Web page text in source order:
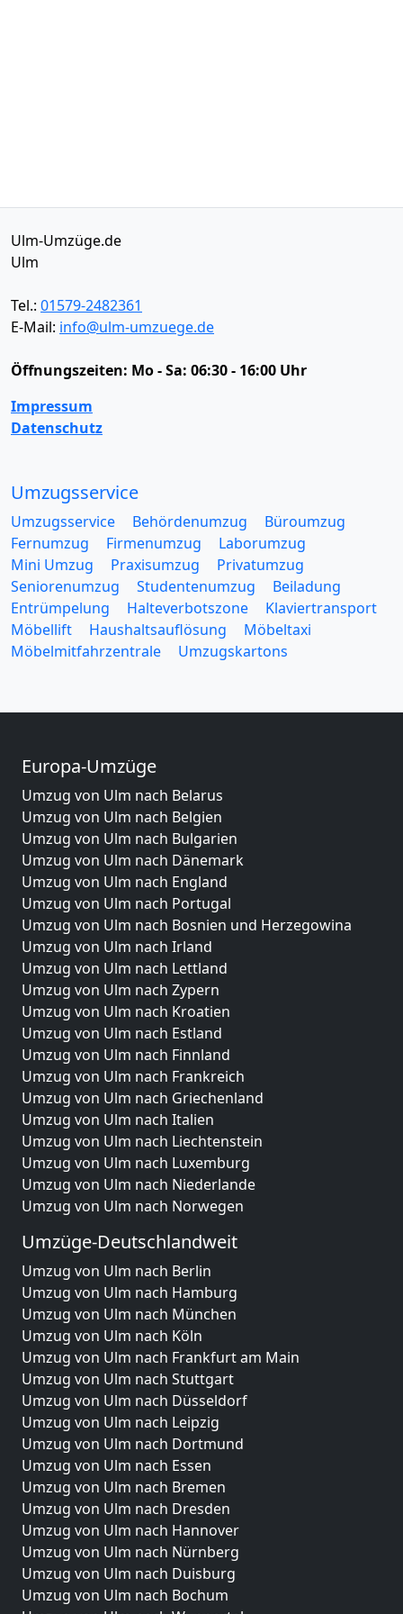
Ulm-Umzüge.de
Ulm
Tel.: 01579-2482361
E-Mail: info@ulm-umzuege.de
Öffnungszeiten: Mo - Sa: 06:30 - 16:00 Uhr
Impressum
Datenschutz
Umzugsservice
Umzugsservice Behördenumzug
Büroumzug
Fernumzug
Firmenumzug
Laborumzug
Mini Umzug
Praxisumzug
Privatumzug
Seniorenumzug
Studentenumzug
Beiladung
Entrümpelung
Halteverbotszone
Klaviertransport
Möbellift
Haushaltsauflösung
Möbeltaxi
Möbelmitfahrzentrale
Umzugskartons
Europa-Umzüge
Umzug von Ulm nach Belarus
Umzug von Ulm nach Belgien
Umzug von Ulm nach Bulgarien
Umzug von Ulm nach Dänemark
Umzug von Ulm nach England
Umzug von Ulm nach Portugal
Umzug von Ulm nach Bosnien und Herzegowina
Umzug von Ulm nach Irland
Umzug von Ulm nach Lettland
Umzug von Ulm nach Zypern
Umzug von Ulm nach Kroatien
Umzug von Ulm nach Estland
Umzug von Ulm nach Finnland
Umzug von Ulm nach Frankreich
Umzug von Ulm nach Griechenland
Umzug von Ulm nach Italien
Umzug von Ulm nach Liechtenstein
Umzug von Ulm nach Luxemburg
Umzug von Ulm nach Niederlande
Umzug von Ulm nach Norwegen
Umzüge-Deutschlandweit
Umzug von Ulm nach Berlin
Umzug von Ulm nach Hamburg
Umzug von Ulm nach München
Umzug von Ulm nach Köln
Umzug von Ulm nach Frankfurt am Main
Umzug von Ulm nach Stuttgart
Umzug von Ulm nach Düsseldorf
Umzug von Ulm nach Leipzig
Umzug von Ulm nach Dortmund
Umzug von Ulm nach Essen
Umzug von Ulm nach Bremen
Umzug von Ulm nach Dresden
Umzug von Ulm nach Hannover
Umzug von Ulm nach Nürnberg
Umzug von Ulm nach Duisburg
Umzug von Ulm nach Bochum